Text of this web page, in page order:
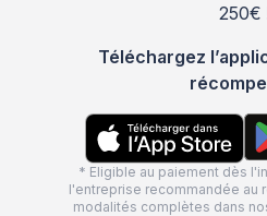
250€
Téléchargez
* Eligible au paiement dès
l'entreprise recommandée au
modalités complètes dans